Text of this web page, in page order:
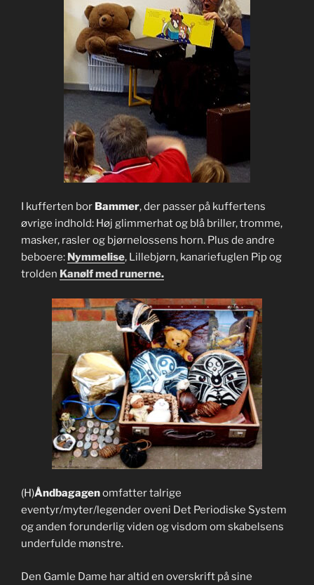
I kufferten bor Bammer, der passer på kuffertens
øvrige indhold: Høj glimmerhat og blå briller, tromme,
masker, rasler og bjørnelossens horn. Plus de andre
beboere: Nymmelise, Lillebjørn, kanariefuglen Pip og
trolden Kanølf med runerne.
(H)Åndbagagenomfatter talrige
eventyr/myter/legender oveni Det Periodiske System
og anden forunderlig viden og visdom om skabelsens
underfulde mønstre.
Den Gamle Dame har altid en overskrift på sine